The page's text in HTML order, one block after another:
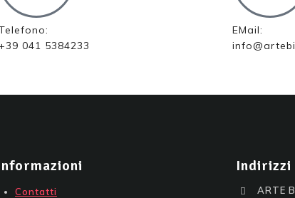
041 5384233
EMail:
Contatti
Indirizzi
ARTE